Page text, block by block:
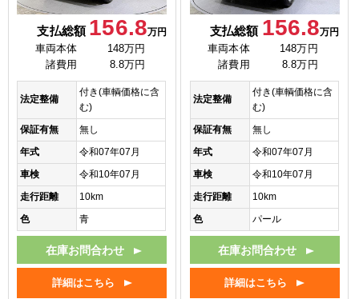
支払総額 156.8万円
車両本体
148万円
諸費用
8.8万円
法定整備
付き(車輌価格に含
む)
保証有無
無し
年式
令和07年07月
車検
令和10年07月
走行距離
10km
色
青
在庫お問合わせ
詳細はこちら
支払総額 156.8万円
車両本体
148万円
諸費用
8.8万円
法定整備
付き(車輌価格に含
む)
保証有無
無し
年式
令和07年07月
車検
令和10年07月
走行距離
10km
色
パール
在庫お問合わせ
詳細はこちら